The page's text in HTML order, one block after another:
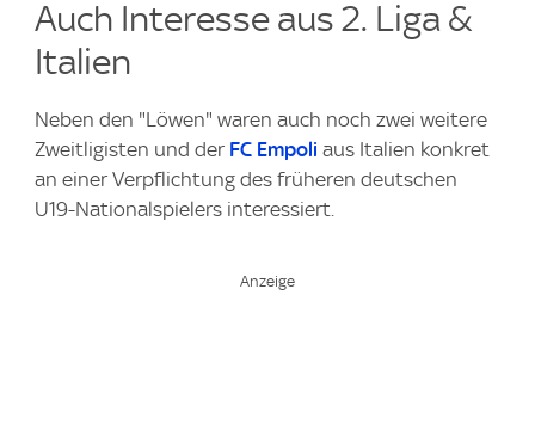
Auch Interesse aus 2. Liga &
Italien
Neben den "Löwen" waren auch noch zwei weitere
Zweitligisten und der FC Empoli aus Italien konkret
an einer Verpflichtung des früheren deutschen
U19-Nationalspielers interessiert.